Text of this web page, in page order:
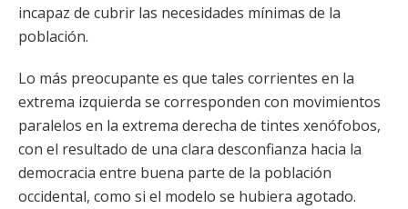
incapaz de cubrir las necesidades mínimas de la
población.
Lo más preocupante es que tales corrientes en la
extrema izquierda se corresponden con movimientos
paralelos en la extrema derecha de tintes xenófobos,
con el resultado de una clara desconfianza hacia la
democracia entre buena parte de la población
occidental, como si el modelo se hubiera agotado.